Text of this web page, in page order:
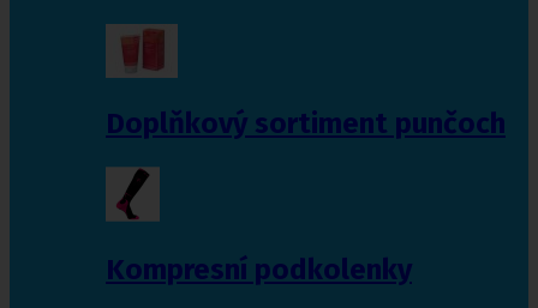
Doplňkový sortiment punčoch
Kompresní podkolenky